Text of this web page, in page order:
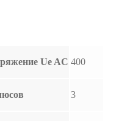
Ue AC 400
3